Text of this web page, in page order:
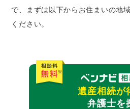
で、まずは以下からお住まいの地
ください。
遺産相続が
弁護士を